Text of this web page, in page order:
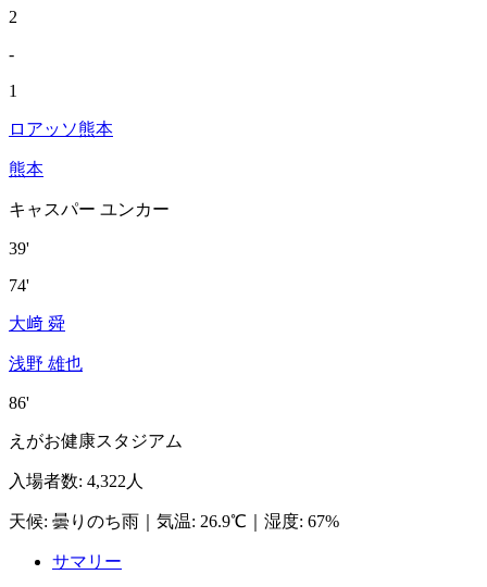
2
-
1
ロアッソ熊本
熊本
キャスパー ユンカー
39'
74'
大﨑 舜
浅野 雄也
86'
えがお健康スタジアム
入場者数: 4,322人
天候: 曇りのち雨 気温: 26.9℃ 湿度: 67%
サマリー